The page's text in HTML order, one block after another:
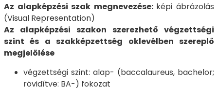
Az alapképzési szak megnevezése: képi ábrázolás
(Visual Representation)
Az alapképzési szakon szerezhető végzettségi
szint és a szakképzettség oklevélben szereplő
megjelölése
végzettségi szint: alap- (baccalaureus, bachelor;
rövidítve: BA-) fokozat